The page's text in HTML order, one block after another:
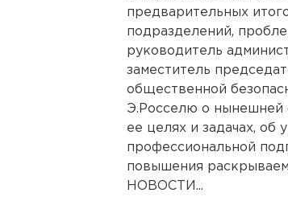
предварительных
подразделений,
руководитель
заместитель
общественной
Э.Росселю о нынешней
ее целях и задачах, об
профессиональной
повышения
НОВОСТИ...